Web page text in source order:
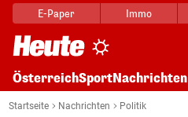
E-Paper Immo
ÖsterreichSportNachrichten
Startseite Nachrichten Politik